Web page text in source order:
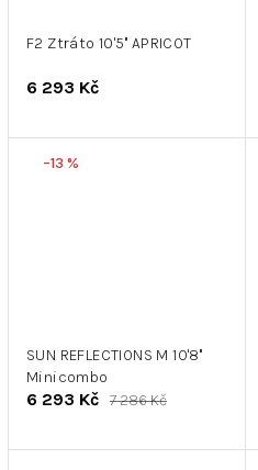
F2 Ztráto 10'5'' APRICOT
6 293 Kč
–13 %
SUN REFLECTIONS M 10'8''
Minicombo
6 293 Kč 7 286 Kč